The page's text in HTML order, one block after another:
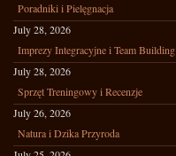
Poradniki i Pielęgnacja
July 28, 2026
Imprezy Integracyjne i Team Building
July 28, 2026
Sprzęt Treningowy i Recenzje
July 26, 2026
Natura i Dzika Przyroda